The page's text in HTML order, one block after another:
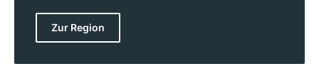
Schweinfurt wachsen überwiegend an südlich
ausgerichteten Hängen fränkische Spitzenweine. Das
Franken ist vor allem für seine Silvaner bekannt, aber
Zur Region